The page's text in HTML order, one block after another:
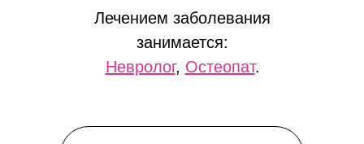
Лечением заболевания
занимается:
Невролог, Остеопат.